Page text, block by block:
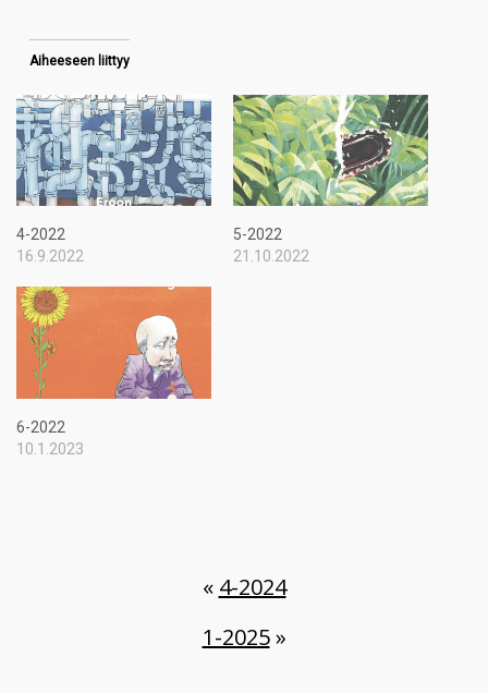
Aiheeseen liittyy
4-2022
16.9.2022
5-2022
21.10.2022
6-2022
10.1.2023
« 4-2024
1-2025»